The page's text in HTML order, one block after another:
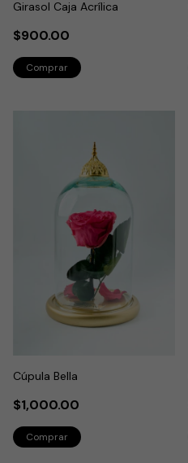
Girasol Caja Acrílica
$900.00
Cúpula Bella
$1,000.00